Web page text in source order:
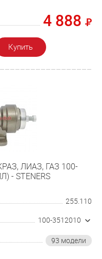
4 888
Купить
ЛИАЗ, ГАЗ 100-
- STENERS
255.110
100-3512010
93 модели